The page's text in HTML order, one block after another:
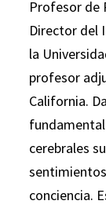
Profesor de
Director del
la
profesor
California.
cerebrales
conciencia.